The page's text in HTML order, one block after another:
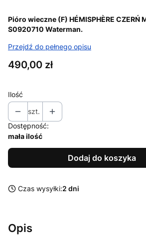
Pióro wieczne (F) HÉMISPHÈRE CZERŃ
S0920710 Waterman.
Przejdź do pełnego opisu
Cena
490,00 zł
Ilość
szt.
Dostępność:
mała ilość
Dodaj do koszyka
Czas wysyłki:2 dni
Opis